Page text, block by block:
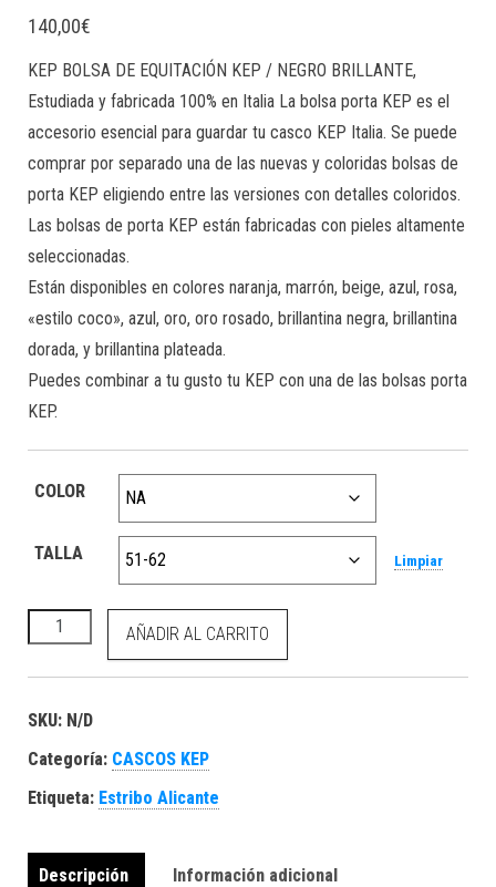
140,00€
KEP BOLSA DE EQUITACIÓN KEP / NEGRO BRILLANTE,
Estudiada y fabricada 100% en Italia La bolsa porta KEP es el
accesorio esencial para guardar tu casco KEP Italia. Se puede
comprar por separado una de las nuevas y coloridas bolsas de
porta KEP eligiendo entre las versiones con detalles coloridos.
Las bolsas de porta KEP están fabricadas con pieles altamente
seleccionadas.
Están disponibles en colores naranja, marrón, beige, azul, rosa,
«estilo coco», azul, oro, oro rosado, brillantina negra, brillantina
dorada, y brillantina plateada.
Puedes combinar a tu gusto tu KEP con una de las bolsas porta
KEP.
COLOR
TALLA Limpiar
KEP Bolsa de equitación kep / negro brillante cantidad
AÑADIR AL CARRITO
SKU: N/D
Categoría: CASCOS KEP
Etiqueta: Estribo Alicante
Descripción Información adicional